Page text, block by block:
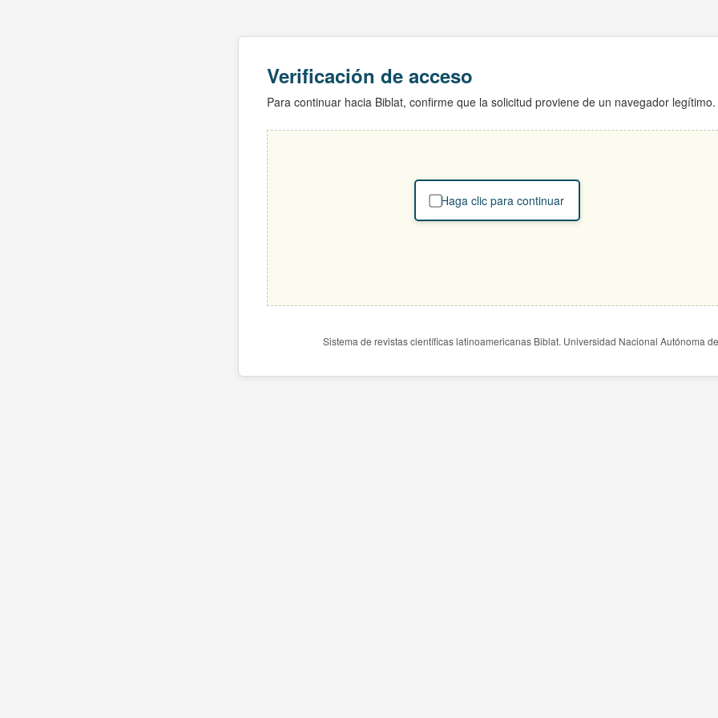
Verificación de acceso
Para continuar hacia Biblat, confirme que la solicitud proviene de un navegador legítimo.
Haga clic para continuar
Sistema de revistas científicas latinoamericanas Biblat. Universidad Nacional Autónoma